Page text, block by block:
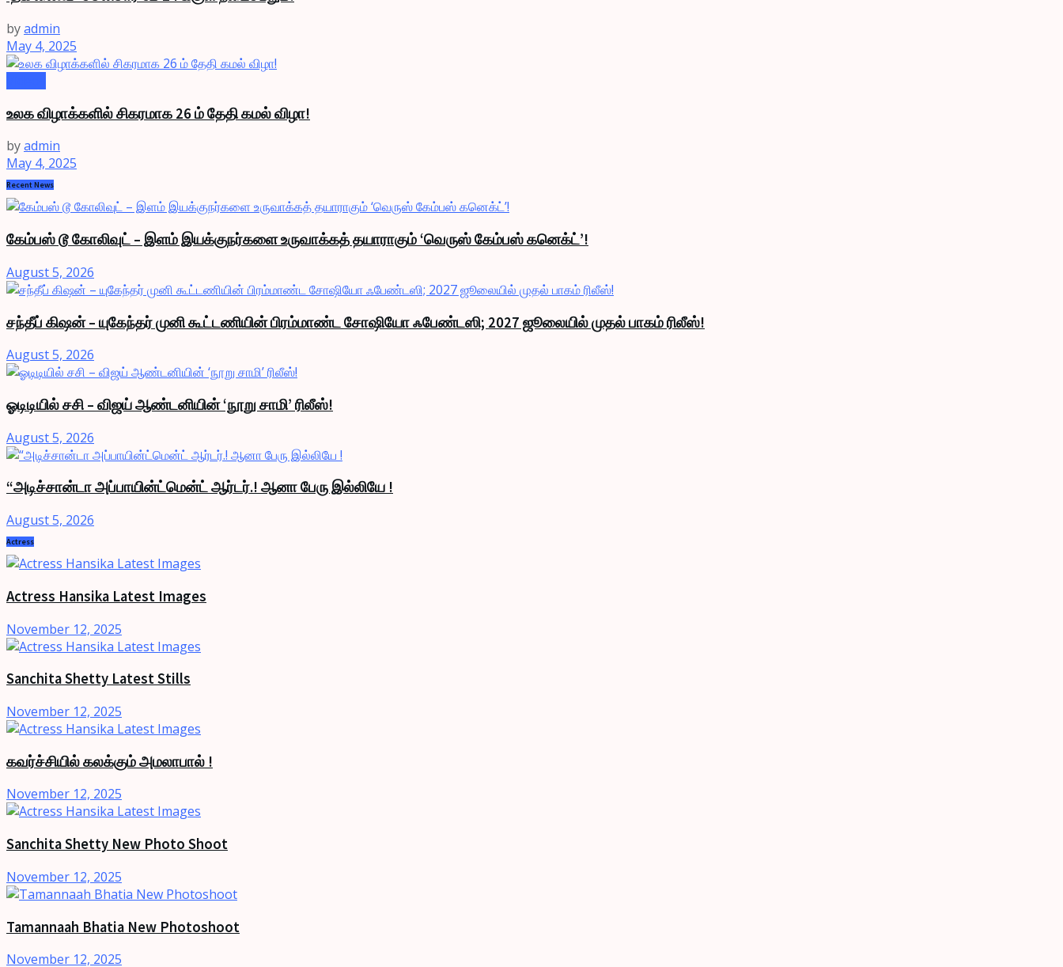
byadmin
May 4, 2025
உலக விழாக்களில் சிகரமாக 26 ம் தேதி கமல் விழா!
byadmin
May 4, 2025
Recent News
கேம்பஸ் டூ கோலிவுட் – இளம் இயக்குநர்களை உருவாக்கத் தயாராகும் ‘வெருஸ் கேம்பஸ் கனெக்ட்’!
August 5, 2026
சந்தீப் கிஷன் – யுகேந்தர் முனி கூட்டணியின் பிரம்மாண்ட சோஷியோ ஃபேண்டஸி; 2027 ஜூலையில் முதல் பாகம் ரிலீஸ்!
August 5, 2026
ஓடிடியில் சசி – விஜய் ஆண்டனியின் ‘நூறு சாமி’ ரிலீஸ்!
August 5, 2026
“அடிச்சான்டா அப்பாயின்ட்மென்ட் ஆர்டர்.! ஆனா பேரு இல்லியே !
August 5, 2026
Actress
Actress Hansika Latest Images
November 12, 2025
Sanchita Shetty Latest Stills
November 12, 2025
கவர்ச்சியில் கலக்கும் அமலாபால் !
November 12, 2025
Sanchita Shetty New Photo Shoot
November 12, 2025
Tamannaah Bhatia New Photoshoot
November 12, 2025